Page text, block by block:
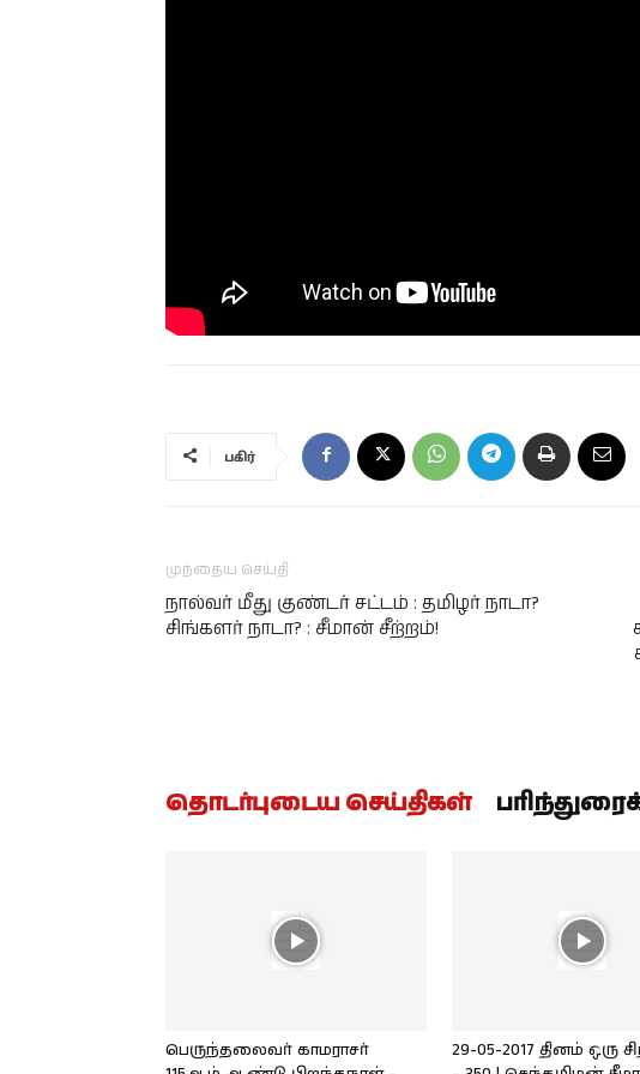
பகிர்
முந்தைய செய்தி
நால்வர் மீது குண்டர் சட்டம் : தமிழர் நாடா?
சிங்களர் நாடா? : சீமான் சீற்றம்!
தொடர்புடைய செய்திகள்
பெருந்தலைவர் காமராசர்
29-05-2017 தினம் ஒரு